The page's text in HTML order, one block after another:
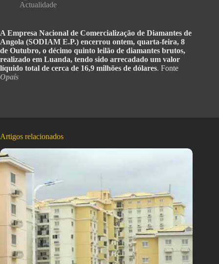
Actualidade
A Empresa Nacional de Comercialização de Diamantes de
Angola (SODIAM E.P.) encerrou ontem, quarta-feira, 8
de Outubro, o décimo quinto leilão de diamantes brutos,
realizado em Luanda, tendo sido arrecadado um valor
líquido total de cerca de 16,9 milhões de dólares. Fonte
Opaís
Artigos relacionados